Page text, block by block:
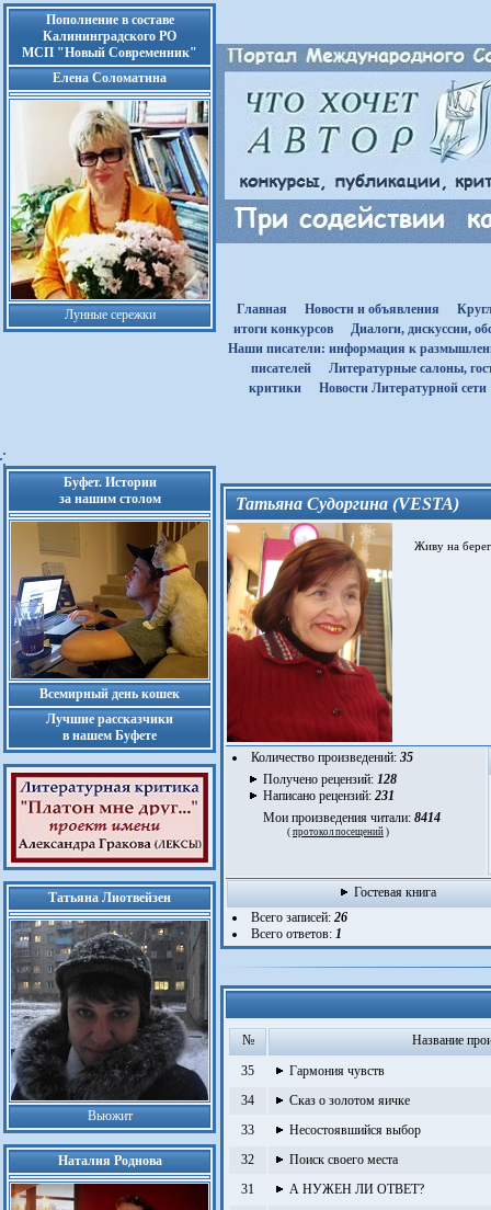
Пополнение в составе
Калининградского РО
МСП "Новый Современник"
Елена Соломатина
Лунные сережки Главная Новости и объявления
итоги конкурсов
Диалоги, дискуссии,
Наши писатели: информация к
писателей
Литературные салоны,
критики
Новости Литературной сети
Буфет. Истории
за нашим столом
Всемирный день кошек
Лучшие рассказчики
в нашем Буфете
Татьяна Лиотвейзен
Вьюжит
Наталия Роднова
Татьяна Судоргина (VESTA)
Живу на
Количество произведений: 35
Получено рецензий: 128
Написано рецензий: 231
Мои произведения читали: 8414
( протокол посещений )
Гостевая книга
Всего записей: 26
Всего ответов: 1
№
Название
35
Гармония чувств
34
Сказ о золотом яичке
33
Несостоявшийся выбор
32
Поиск своего места
31
А НУЖЕН ЛИ ОТВЕТ?